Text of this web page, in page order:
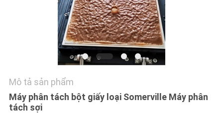
TRANG
WEB
Mô tả sản phẩm
Máy phân tách bột giấy loại Somerville Máy phân
tách sợi